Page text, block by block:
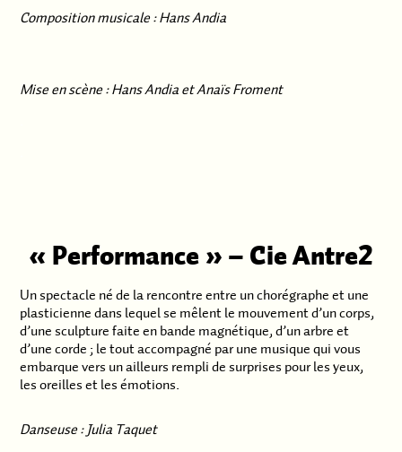
Composition musicale : Hans Andia
Mise en scène : Hans Andia et Anaïs Froment
« Performance » – Cie Antre2
Un spectacle né de la rencontre entre un chorégraphe et une
plasticienne dans lequel se mêlent le mouvement d’un corps,
d’une sculpture faite en bande magnétique, d’un arbre et
d’une corde ; le tout accompagné par une musique qui vous
embarque vers un ailleurs rempli de surprises pour les yeux,
les oreilles et les émotions.
Danseuse : Julia Taquet